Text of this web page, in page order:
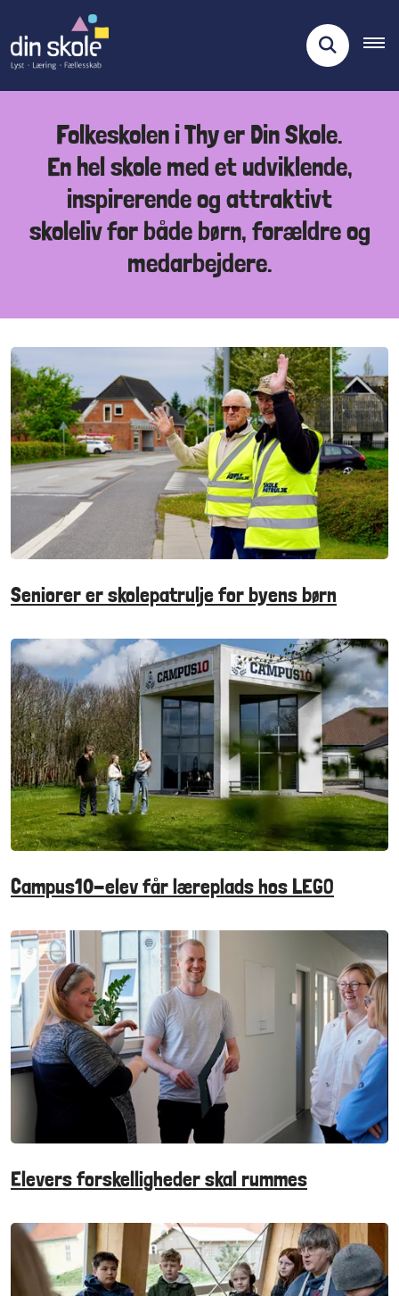
Folkeskolen i Thy er Din Skole.
En hel skole med et udviklende,
inspirerende og attraktivt
skoleliv for både børn, forældre og
medarbejdere.
Seniorer er skolepatrulje for byens børn
Campus10-elev får læreplads hos LEGO
Elevers forskelligheder skal rummes